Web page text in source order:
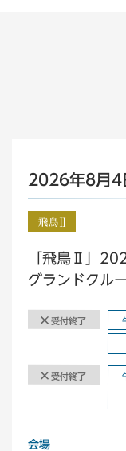
2026年8月4
「飛鳥Ⅱ」
グランドクル
受付終了
受付終了
会場